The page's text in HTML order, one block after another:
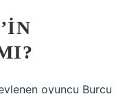
oyuncu Burcu